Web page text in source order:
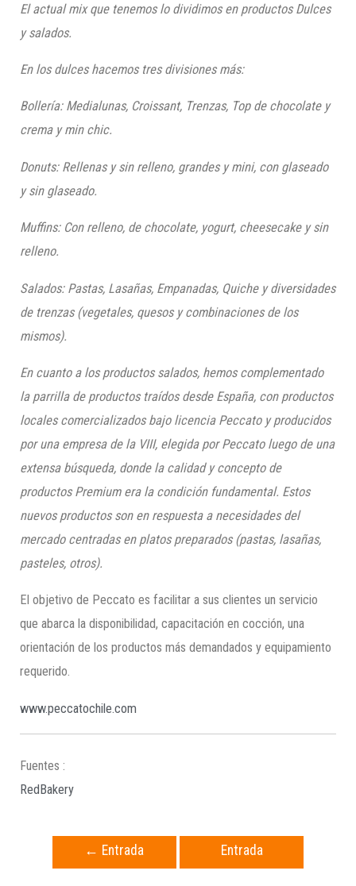
El actual mix que tenemos lo dividimos en productos Dulces
y salados.
En los dulces hacemos tres divisiones más:
Bollería: Medialunas, Croissant, Trenzas, Top de chocolate y
crema y min chic.
Donuts: Rellenas y sin relleno, grandes y mini, con glaseado
y sin glaseado.
Muffins: Con relleno, de chocolate, yogurt, cheesecakey sin
relleno.
Salados: Pastas, Lasañas, Empanadas, Quiche y diversidades
de trenzas (vegetales, quesos y combinaciones de los
mismos).
En cuanto a los productos salados, hemos complementado
la parrilla de productos traídos desde España, con productos
locales comercializados bajo licencia Peccatoy producidos
por una empresa de la VIII, elegida porPeccatoluego de una
extensa búsqueda, donde la calidad y concepto de
productos Premium era la condición fundamental. Estos
nuevos productos son en respuesta a necesidades del
mercado centradas en platos preparados (pastas, lasañas,
pasteles, otros).
El objetivo de Peccato es facilitar a sus clientes un servicio
que abarca la disponibilidad, capacitación en cocción, una
orientación de los productos más demandados y equipamiento
requerido.
www.peccatochile.com
Fuentes :
RedBakery
← Entrada
Entrada